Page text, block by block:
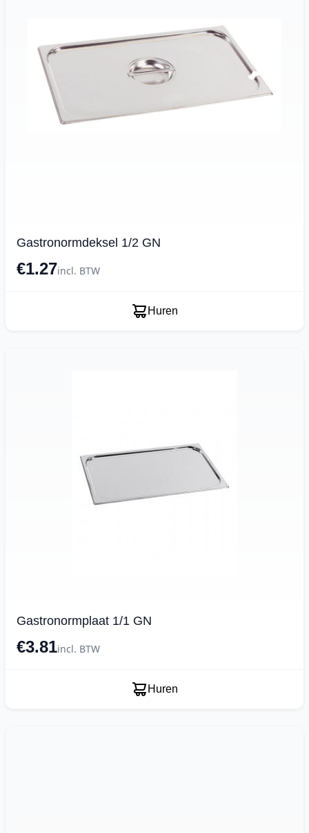
Gastronormdeksel 1/2 GN
€1.27incl. BTW
Huren
Gastronormplaat 1/1 GN
€3.81incl. BTW
Huren